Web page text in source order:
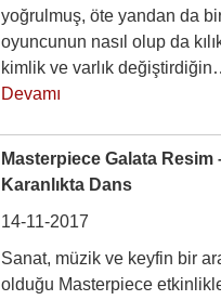
yoğrulmuş, öte yandan da
oyuncunun nasıl olup da
kimlik ve varlık
Devamı
Masterpiece Galata Resim
Karanlıkta Dans
14-11-2017
Sanat, müzik ve keyfin bir
olduğu Masterpiece